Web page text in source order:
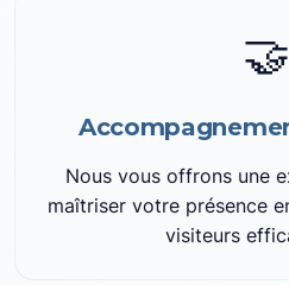
🤝
Nous vous offrons une
maîtriser votre présence
visiteurs